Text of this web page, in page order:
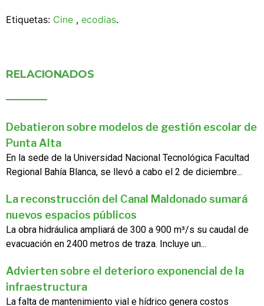
Etiquetas: Cine , ecodias.
RELACIONADOS
Debatieron sobre modelos de gestión escolar de
Punta Alta
En la sede de la Universidad Nacional Tecnológica Facultad
Regional Bahía Blanca, se llevó a cabo el 2 de diciembre...
La reconstrucción del Canal Maldonado sumará
nuevos espacios públicos
La obra hidráulica ampliará de 300 a 900 m³/s su caudal de
evacuación en 2400 metros de traza. Incluye un...
Advierten sobre el deterioro exponencial de la
infraestructura
La falta de mantenimiento vial e hídrico genera costos